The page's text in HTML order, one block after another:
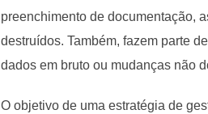
preenchimento de documentação,
destruídos. Também, fazem parte
dados em bruto ou mudanças não
O objetivo de uma estratégia de